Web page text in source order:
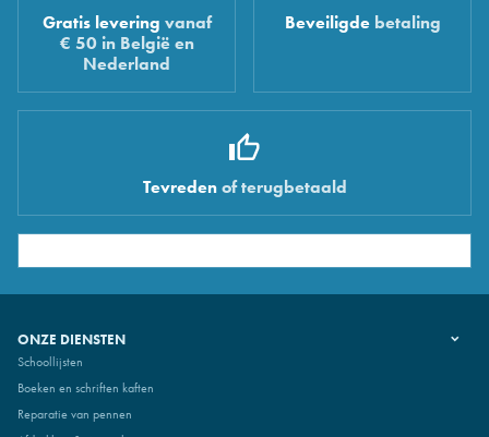
Gratis levering vanaf
€ 50 in België en
Nederland
Beveiligdebetaling
Tevredenof terugbetaald
ONZE DIENSTEN
Schoollijsten
Boeken en schriften kaften
Reparatie van pennen